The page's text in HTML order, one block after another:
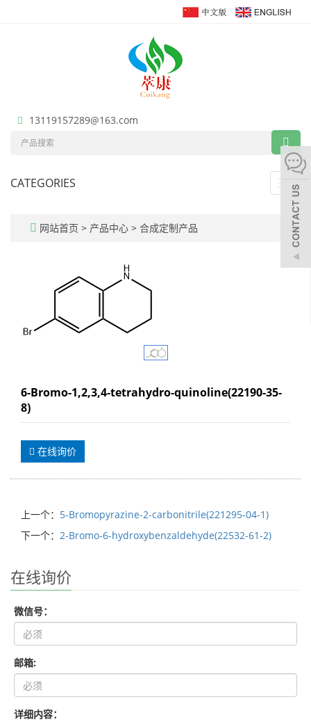
13119157289@163.com
CATEGORIES
网站首页 > 产品中心 > 合成定制产品
6-Bromo-1,2,3,4-tetrahydro-quinoline(22190-35-
8)
在线询价
上一个： 5-Bromopyrazine-2-carbonitrile(221295-04-1)
下一个： 2-Bromo-6-hydroxybenzaldehyde(22532-61-2)
在线询价
微信号：
邮箱:
详细内容：